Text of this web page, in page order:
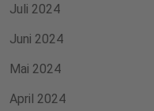
Juli 2024
Juni 2024
Mai 2024
April 2024